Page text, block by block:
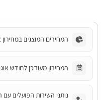
המחירים המוצגים
המחירון מעודכן לחודש
נותני השירות הפועלים